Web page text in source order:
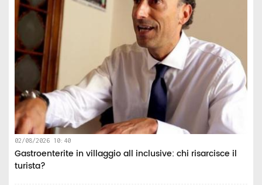
02/08/2026 10:40
Gastroenterite in villaggio all inclusive: chi risarcisce il
turista?